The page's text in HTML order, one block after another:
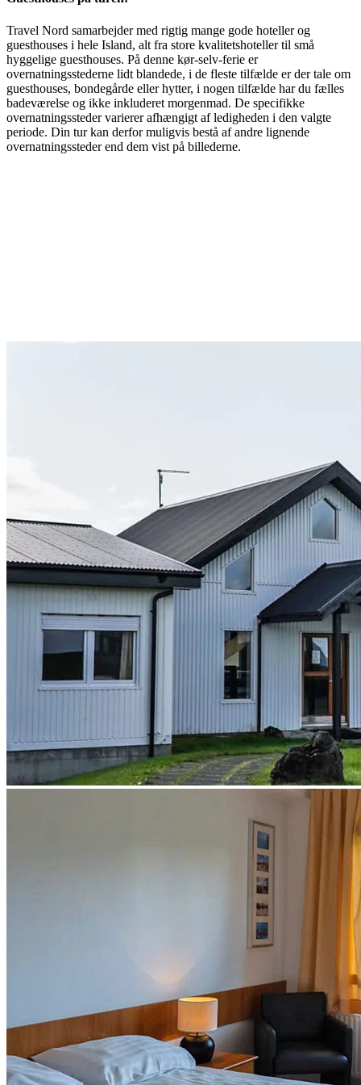
Travel Nord samarbejder med rigtig mange gode hoteller og
guesthouses i hele Island, alt fra store kvalitetshoteller til små
hyggelige guesthouses. På denne kør-selv-ferie er
overnatningsstederne lidt blandede, i de fleste tilfælde er der tale om
guesthouses, bondegårde eller hytter, i nogen tilfælde har du fælles
badeværelse og ikke inkluderet morgenmad. De specifikke
overnatningssteder varierer afhængigt af ledigheden i den valgte
periode. Din tur kan derfor muligvis bestå af andre lignende
overnatningssteder end dem vist på billederne.